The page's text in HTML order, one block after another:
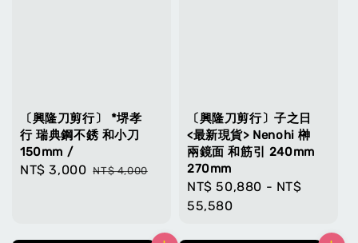
〔興隆刀剪行〕 *堺孝
行 瑞典鋼不銹 和小刀
150mm /
Sale
NT$ 3,000 Regular
NT$ 4,000
〔興隆刀剪行〕子之日
<最新現貨> Nenohi 榊
兩鏡面 和筋引 240mm
270mm
Regular
price
NT$ 50,880 - NT$
55,580